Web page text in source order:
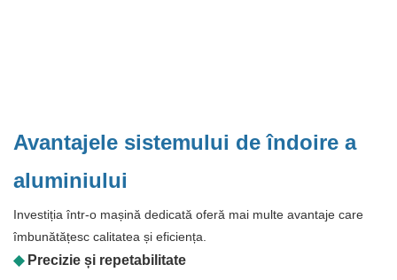
Avantajele sistemului de îndoire a
aluminiului
Investiția într-o mașină dedicată oferă mai multe avantaje care
îmbunătățesc calitatea și eficiența.
◆Precizie și repetabilitate